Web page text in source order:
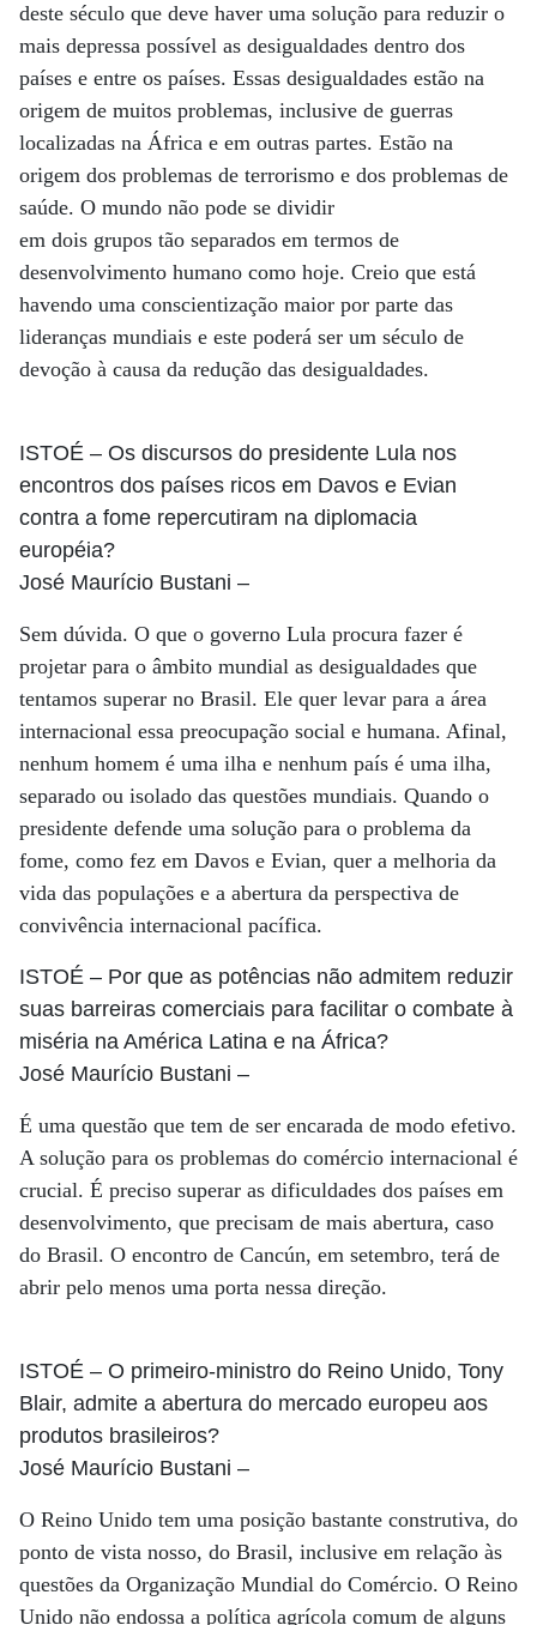
deste século que deve haver uma solução para reduzir o
mais depressa possível as desigualdades dentro dos
países e entre os países. Essas desigualdades estão na
origem de muitos problemas, inclusive de guerras
localizadas na África e em outras partes. Estão na
origem dos problemas de terrorismo e dos problemas de
saúde. O mundo não pode se dividir
em dois grupos tão separados em termos de
desenvolvimento humano como hoje. Creio que está
havendo uma conscientização maior por parte das
lideranças mundiais e este poderá ser um século de
devoção à causa da redução das desigualdades.
ISTOÉ – Os discursos do presidente Lula nos
encontros dos países ricos em Davos e Evian
contra a fome repercutiram na diplomacia
européia?
José Maurício Bustani –
Sem dúvida. O que o governo Lula procura fazer é
projetar para o âmbito mundial as desigualdades que
tentamos superar no Brasil. Ele quer levar para a área
internacional essa preocupação social e humana. Afinal,
nenhum homem é uma ilha e nenhum país é uma ilha,
separado ou isolado das questões mundiais. Quando o
presidente defende uma solução para o problema da
fome, como fez em Davos e Evian, quer a melhoria da
vida das populações e a abertura da perspectiva de
convivência internacional pacífica.
ISTOÉ – Por que as potências não admitem reduzir
suas barreiras comerciais para facilitar o combate à
miséria na América Latina e na África?
José Maurício Bustani –
É uma questão que tem de ser encarada de modo efetivo.
A solução para os problemas do comércio internacional é
crucial. É preciso superar as dificuldades dos países em
desenvolvimento, que precisam de mais abertura, caso
do Brasil. O encontro de Cancún, em setembro, terá de
abrir pelo menos uma porta nessa direção.
ISTOÉ – O primeiro-ministro do Reino Unido, Tony
Blair, admite a abertura do mercado europeu aos
produtos brasileiros?
José Maurício Bustani –
O Reino Unido tem uma posição bastante construtiva, do
ponto de vista nosso, do Brasil, inclusive em relação às
questões da Organização Mundial do Comércio. O Reino
Unido não endossa a política agrícola comum de alguns